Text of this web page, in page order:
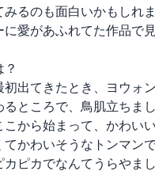
るのも面白いかもしれま
愛があふれてた作品で
出てきたとき、ヨウォ
ところで、鳥肌立ちま
から始まって、かわい
かわいそうなトンマン
ピカでなんてうらやま